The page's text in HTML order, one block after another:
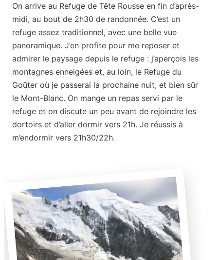
On arrive au Refuge de Tête Rousse en fin d’après-
midi, au bout de 2h30 de randonnée. C’est un
refuge assez traditionnel, avec une belle vue
panoramique. J’en profite pour me reposer et
admirer le paysage depuis le refuge : j’aperçois les
montagnes enneigées et, au loin, le Refuge du
Goûter où je passerai la prochaine nuit, et bien sûr
le Mont-Blanc. On mange un repas servi par le
refuge et on discute un peu avant de rejoindre les
dortoirs et d’aller dormir vers 21h. Je réussis à
m’endormir vers 21h30/22h.